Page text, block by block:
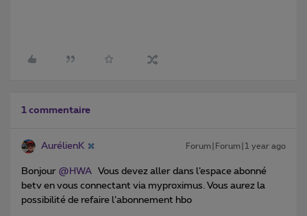
1 commentaire
AurélienK Forum|Forum|1 year ago
Bonjour ​ @HWA Vous devez aller dans l’espace abonné
betv en vous connectant via myproximus. Vous aurez la
possibilité de refaire l’abonnement hbo